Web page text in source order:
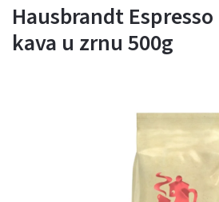
Hausbrandt
kava u zrnu 500g